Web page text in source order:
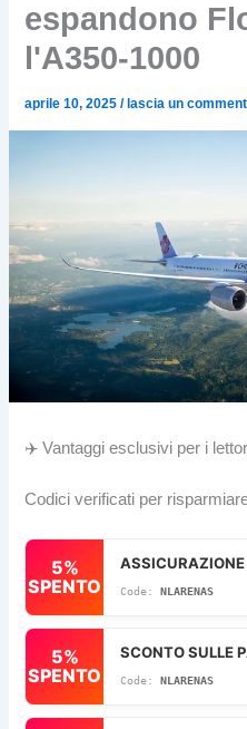
espandono
l'A350-1000
aprile 10, 2025/ lascia un
✈️ Vantaggi esclusivi per i
Codici verificati per
5%
SPENTO
NLARENAS
5%
SPENTO
SCONTO SULLE
NLARENAS